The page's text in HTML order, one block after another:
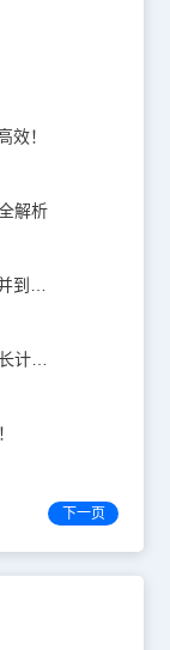
效！
解析
甲方发来几百张CAD图纸，如何批量合并到一张设计图中？
CAD怎么计算面积和周长？CAD面积周长计算全攻略
下一页